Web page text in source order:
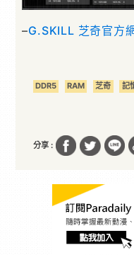
–G.SKILL 芝奇官方
DDR5 RAM 芝奇 記
分享 :